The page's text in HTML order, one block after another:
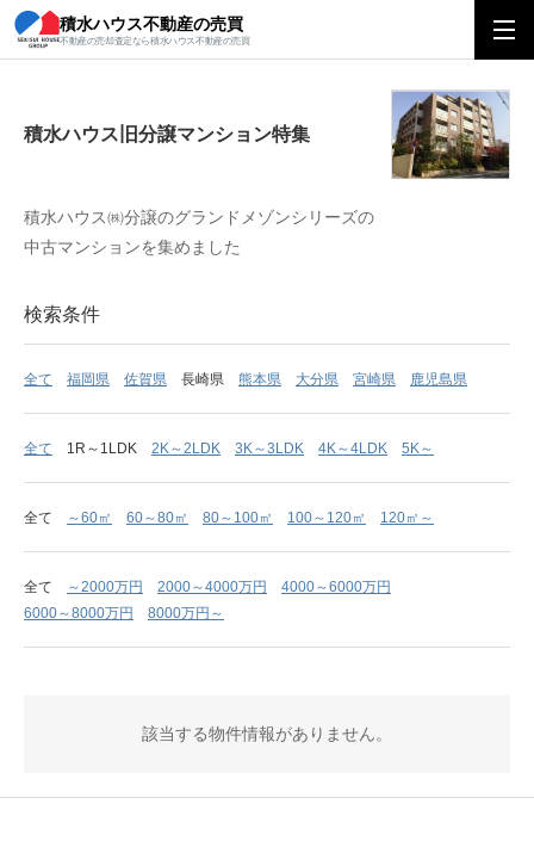
積水ハウス不動産の売買
不動産の売却査定なら積水ハウス不動産の売買
積水ハウス旧分譲マンション特集
積水ハウス旧分譲マンション特集
積水ハウス㈱分譲のグランドメゾンシリーズの
中古マンションを集めました
検索条件
全て 福岡県 佐賀県 長崎県 熊本県 大分県 宮崎県 鹿児島県
全て 1R～1LDK 2K～2LDK 3K～3LDK 4K～4LDK 5K～
全て ～60㎡ 60～80㎡ 80～100㎡ 100～120㎡ 120㎡～
全て ～2000万円 2000～4000万円
4000～6000万円
6000～8000万円
8000万円～
該当する物件情報がありません。